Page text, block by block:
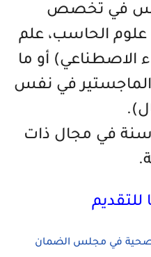
في تخصص
علوم الحاسب، علم
الاصطناعي) أو ما
في نفس
– خبرة لا تقل عن 12 سنة في مجال ذات
وصحية في مجلس الضمان